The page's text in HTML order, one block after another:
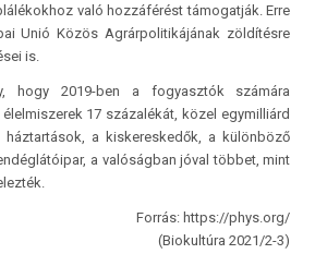
való hozzáférést támogatják. Erre
Unió Közös Agrárpolitikájának zöldítésre
is.
hogy 2019-ben a fogyasztók számára
17 százalékát, közel egymilliárd
a kiskereskedők, a különböző
a valóságban jóval többet, mint
Forrás: https://phys.org/
(Biokultúra 2021/2-3)